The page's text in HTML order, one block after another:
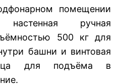
помещении
настенная ручная
500 кг для
башни и винтовая
для подъёма в